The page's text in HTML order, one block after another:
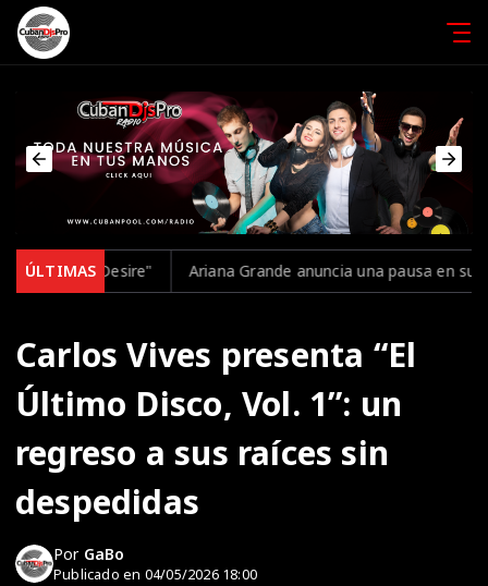
ÚLTIMASAriana Grande anuncia una pausa en su carrera para
Carlos Vives presenta “El
Último Disco, Vol. 1”: un
regreso a sus raíces sin
despedidas
Por GaBo
Publicado en 04/05/2026 18:00